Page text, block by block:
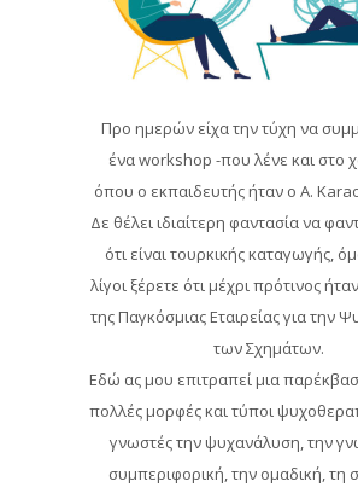
Προ ημερών είχα την τύχη να
ένα workshop -που λένε και στο
όπου ο εκπαιδευτής ήταν ο Α.
Δε θέλει ιδιαίτερη φαντασία να
ότι είναι τουρκικής καταγωγής,
λίγοι ξέρετε ότι μέχρι πρότινος
της Παγκόσμιας Εταιρείας για την
των Σχημάτων.
Εδώ ας μου επιτραπεί μια
πολλές μορφές και τύποι
γνωστές την ψυχανάλυση, την
συμπεριφορική, την ομαδική, τη